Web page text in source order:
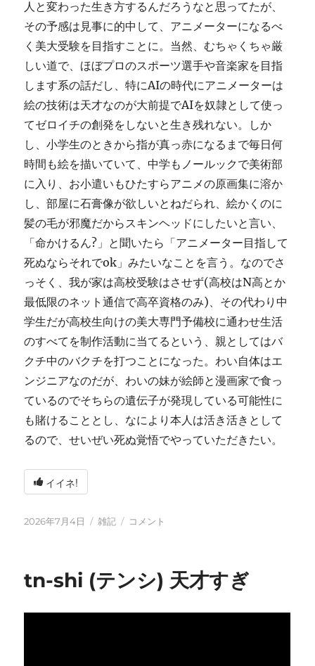
人と変わった生き方するんだろうなと思ってたが、
その予感は見事に的中して、アニメーターになるべ
く美大受験を目指すことに。当然、むちゃくちゃ厳
しい道で、ほぼプロのスポーツ選手や音楽家を目指
します系の話だし、特にAIの時代にアニメーターは
絵の技術は天才なのが大前提でAIを奴隷として使っ
てゼロイチの創発をしないと生き残れない。しか
し、小学生のときから指が真っ赤になるまで毎日何
時間も絵を描いていて、中学もノールックで美術部
に入り、お小遣いもひたすらアニメの原画集に溶か
し、部屋に石膏像が欲しいとねだられ、絵かくのに
髪の毛が邪魔だからスキンヘッドにしたいと言い、
「命かけるん?」と聞いたら「アニメーター目指して
死ぬならそれでok」みたいなことを言う。なのでさ
っそく、我が家は高校受験はさせず(高校はN高とか
最低限のネット通信で高卒資格のみ)、その代わり中
学生だが高校生向けの美大専門予備校に通わせ生活
のすべてを制作活動に当てるという、親としてはバ
クチ中のバクチを打つことになった。わい自体はエ
ンジニアなのだが、わいの妹が絵師と漫画家で食っ
ているのでそちらの遺伝子が発現している可能性に
も賭けることとし、なにより本人は活き活きとして
るので、せいぜい死ぬ覚悟でやっていただきたい。
イイネ!
投
2026年7月4日
カ
ー
雑記
い
と
コメント
tn-shi (テンシ) 天才すぎ